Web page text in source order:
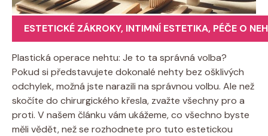
ESTETICKÉ ZÁKROKY, INTIMNÍ ESTETIKA, PÉČE O
Plastická operace nehtu: Je to ta správná volba?
Pokud si představujete dokonalé nehty bez ošklivých
odchylek, možná jste narazili na správnou volbu. Ale než
skočíte do chirurgického křesla, zvažte všechny pro a
proti. V našem článku vám ukážeme, co všechno byste
měli vědět, než se rozhodnete pro tuto estetickou